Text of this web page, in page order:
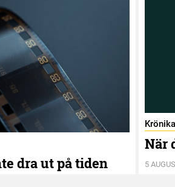
dra ut på tiden
Krönika
När
5